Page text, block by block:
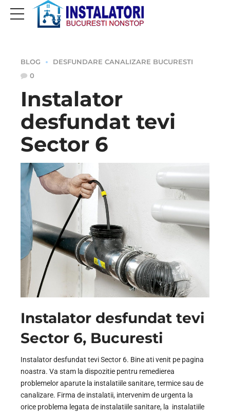
BLOG
DESFUNDARE CANALIZARE BUCURESTI
0
Instalator
desfundat tevi
Sector 6
Instalator desfundat tevi
Sector 6, Bucuresti
Instalator desfundat tevi Sector 6. Bine ati venit pe pagina
noastra. Va stam la dispozitie pentru remedierea
problemelor aparute la instalatiile sanitare, termice sau de
canalizare. Firma de instalatii, intervenim de urgenta la
orice problema legata de instalatiile sanitare, la instalatiile